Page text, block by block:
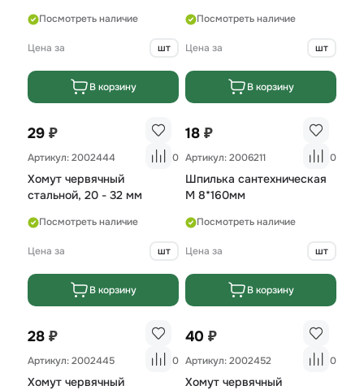
Посмотреть наличие
Цена за шт
В корзину
Посмотреть наличие
Цена за шт
В корзину
29 ₽
Артикул: 2002444 0
Хомут червячный
стальной, 20 - 32 мм
Посмотреть наличие
Цена за шт
В корзину
18 ₽
Артикул: 2006211 0
Шпилька сантехническая
М 8*160мм
Посмотреть наличие
Цена за шт
В корзину
28 ₽
Артикул: 2002445 0
Хомут червячный
40 ₽
Артикул: 2002452 0
Хомут червячный